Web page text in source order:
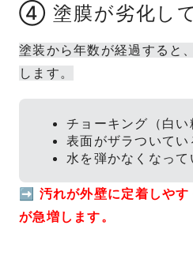
④ 塗膜が劣化し
塗装から年数が経過すると
します。
チョーキング（白い
表面がザラついてい
水を弾かなくなって
➡ 汚れが外壁に定着しや
が急増します。